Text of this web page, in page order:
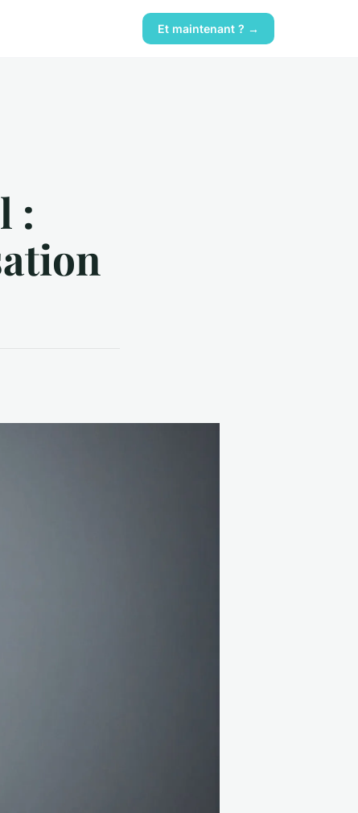
Et maintenant ? →
: